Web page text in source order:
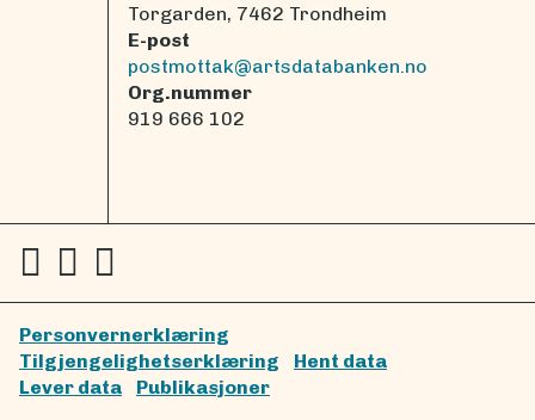
Torgarden, 7462 Trondheim
E-post
postmottak@artsdatabanken.no
Org.nummer
919 666 102
Personvernerklæring
Tilgjengelighetserklæring
Hent data
Lever data
Publikasjoner